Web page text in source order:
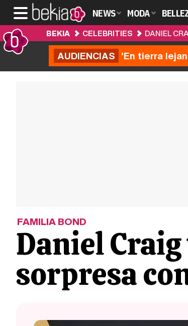
NEWS MODA
BEKIA CELEBRITIES DANIEL
AUDIENCIAS 'En tierra
FAMILIA BOND
Daniel
sorpresa